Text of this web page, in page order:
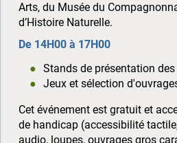
Arts, du Musée du
d’Histoire Naturelle.
De 14H00 à 17H00
Stands de présentation
Jeux et sélection
Cet événement est gratuit et
de handicap (accessibilité
audio, loupes, ouvrages gros